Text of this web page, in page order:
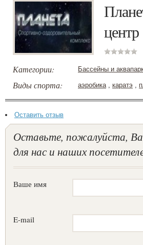
центр
Категории: Бассейны и
Виды спорта: аэробика, каратэ ,
Оставить отзыв
Оставьте, пожалуйста,
для нас и наших
Ваше имя
E-mail